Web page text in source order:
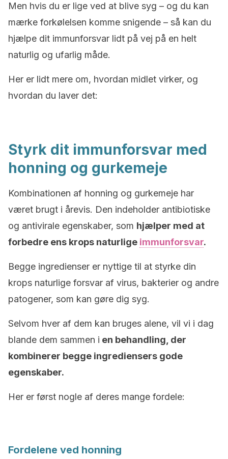
Men hvis du er lige ved at blive syg – og du kan
mærke forkølelsen komme snigende – så kan du
hjælpe dit immunforsvar lidt på vej på en helt
naturlig og ufarlig måde.
Her er lidt mere om, hvordan midlet virker, og
hvordan du laver det:
Styrk dit immunforsvar med
honning og gurkemeje
Kombinationen af honning og gurkemeje har
været brugt i årevis. Den indeholder antibiotiske
og antivirale egenskaber, som hjælper med at
forbedre ens krops naturlige immunforsvar.
Begge ingredienser er nyttige til at styrke din
krops naturlige forsvar af virus, bakterier og andre
patogener, som kan gøre dig syg.
Selvom hver af dem kan bruges alene, vil vi i dag
blande dem sammen i en behandling, der
kombinerer begge ingrediensers gode
egenskaber.
Her er først nogle af deres mange fordele:
Fordelene ved honning